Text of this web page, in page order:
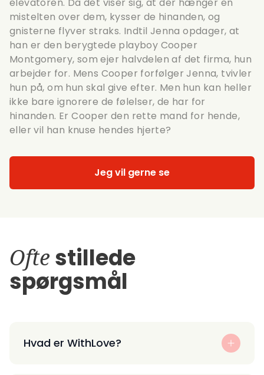
mistelten over dem, kysser de hinanden, og
gnisterne flyver straks. Indtil Jenna opdager, at
han er den berygtede playboy Cooper
Montgomery, som ejer halvdelen af det firma, hun
arbejder for. Mens Cooper forfølger Jenna, tvivler
hun på, om hun skal give efter. Men hun kan heller
ikke bare ignorere de følelser, de har for
hinanden. Er Cooper den rette mand for hende,
eller vil han knuse hendes hjerte?
Jeg vil gerne se
Ofte stillede
spørgsmål
Hvad er WithLove?